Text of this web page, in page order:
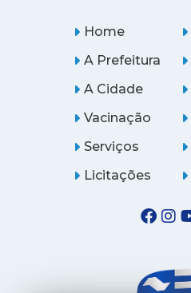
Home
A Prefeitura
A Cidade
Vacinação
Serviços
Licitações